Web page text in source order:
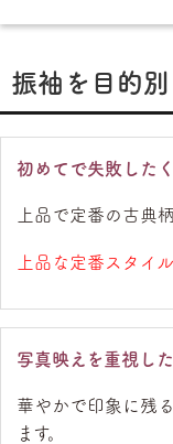
振袖を目的
初めてで失敗した
上品で定番の古典
上品な定番スタイ
写真映えを重視し
華やかで印象に残
ます。